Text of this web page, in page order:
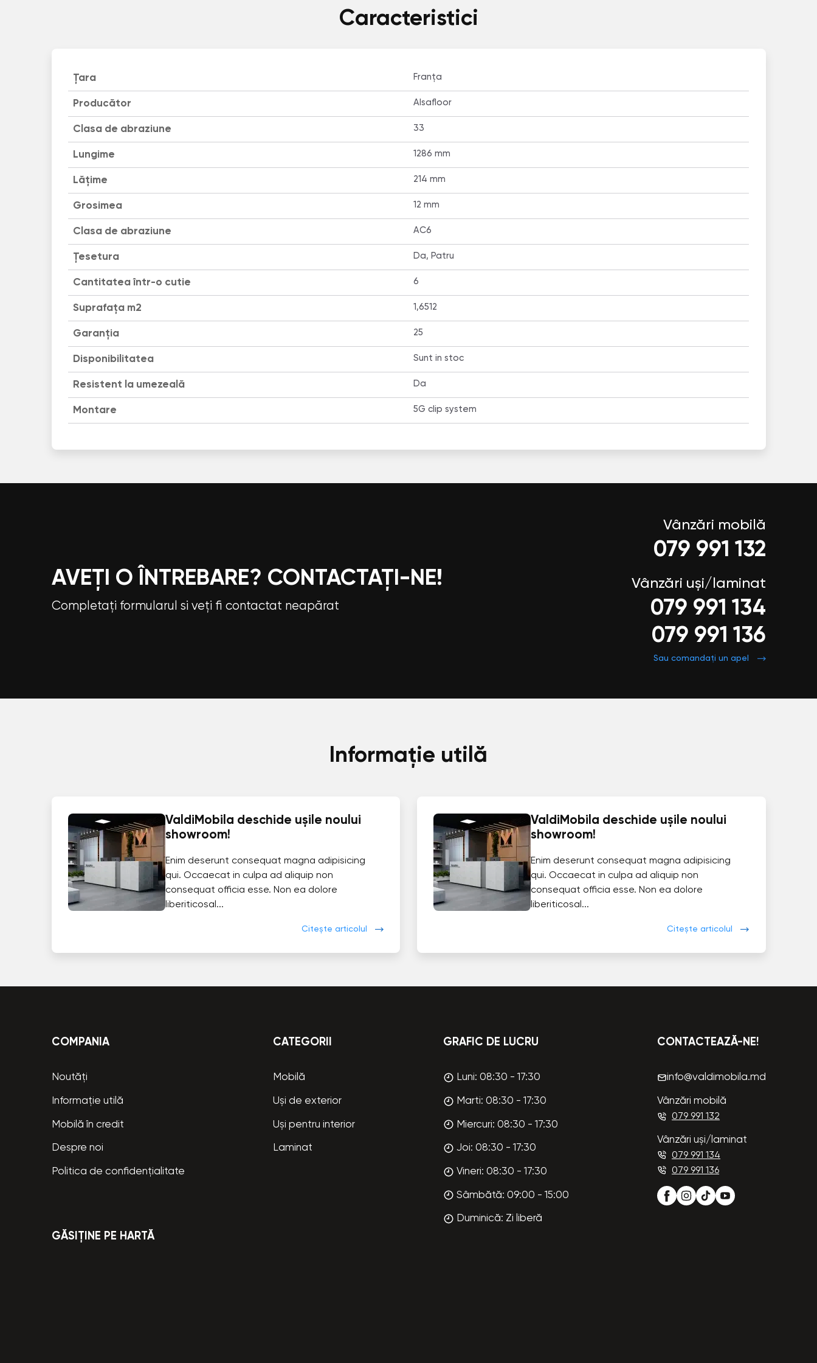
Caracteristici
Țara Franța
Producător Alsafloor
Clasa de abraziune 33
Lungime 1286 mm
Lățime 214 mm
Grosimea 12 mm
Clasa de abraziune AC6
Țesetura Da, Patru
Cantitatea într-o cutie 6
Suprafața m2 1,6512
Garanția 25
Disponibilitatea Sunt in stoc
Resistent la umezeală Da
Montare 5G clip system
AVEȚI O ÎNTREBARE? CONTACTAȚI-NE!
Completați formularul si veți fi contactat neapărat
Vânzări mobilă
079 991 132
Vânzări uși/laminat
079 991 134
079 991 136
Sau comandați un apel
Informație utilă
ValdiMobila deschide ușile noului
showroom!
Enim deserunt consequat magna adipisicing
qui. Occaecat in culpa ad aliquip non
consequat officia esse. Non ea dolore
liberiticosal...
Citește articolul
ValdiMobila deschide ușile noului
showroom!
Enim deserunt consequat magna adipisicing
qui. Occaecat in culpa ad aliquip non
consequat officia esse. Non ea dolore
liberiticosal...
Citește articolul
COMPANIA
Noutăți
Informație utilă
Mobilă în credit
Despre noi
Politica de confidențialitate
CATEGORII
Mobilă
Uși de exterior
Uși pentru interior
Laminat
GRAFIC DE LUCRU
Luni: 08:30 - 17:30
Marti: 08:30 - 17:30
Miercuri: 08:30 - 17:30
Joi: 08:30 - 17:30
Vineri: 08:30 - 17:30
Sâmbătă: 09:00 - 15:00
Duminică: Zi liberă
CONTACTEAZĂ-NE!
info@valdimobila.md
Vânzări mobilă
079 991 132
Vânzări uși/laminat
079 991 134
079 991 136
GĂSIȚINE PE HARTĂ